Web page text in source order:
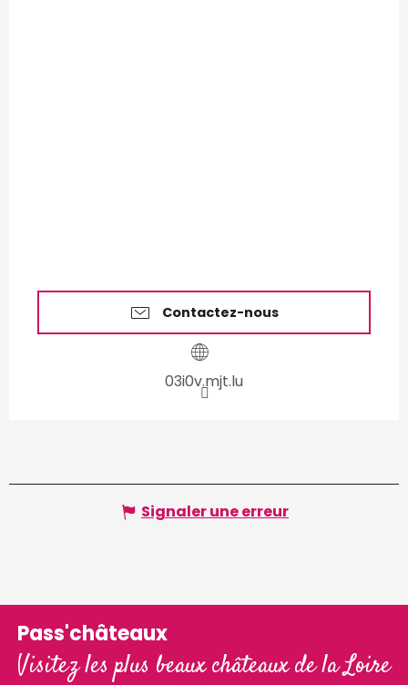
Contactez-nous
03i0v.mjt.lu
Signaler une erreur
Pass'châteaux
Visitez les plus beaux châteaux de la Loire